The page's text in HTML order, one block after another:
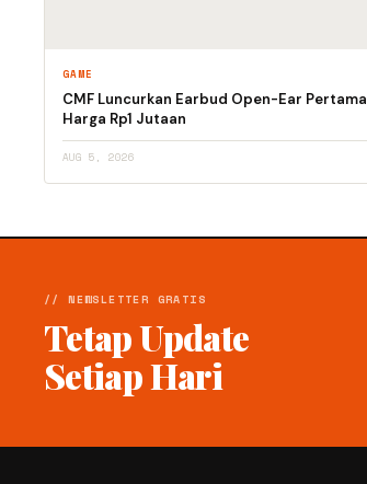
GAME
CMF Luncurkan Earbud Open-Ear Pertama
Harga Rp1 Jutaan
AUG 5, 2026
// NEWSLETTER GRATIS
Tetap Update
Setiap Hari